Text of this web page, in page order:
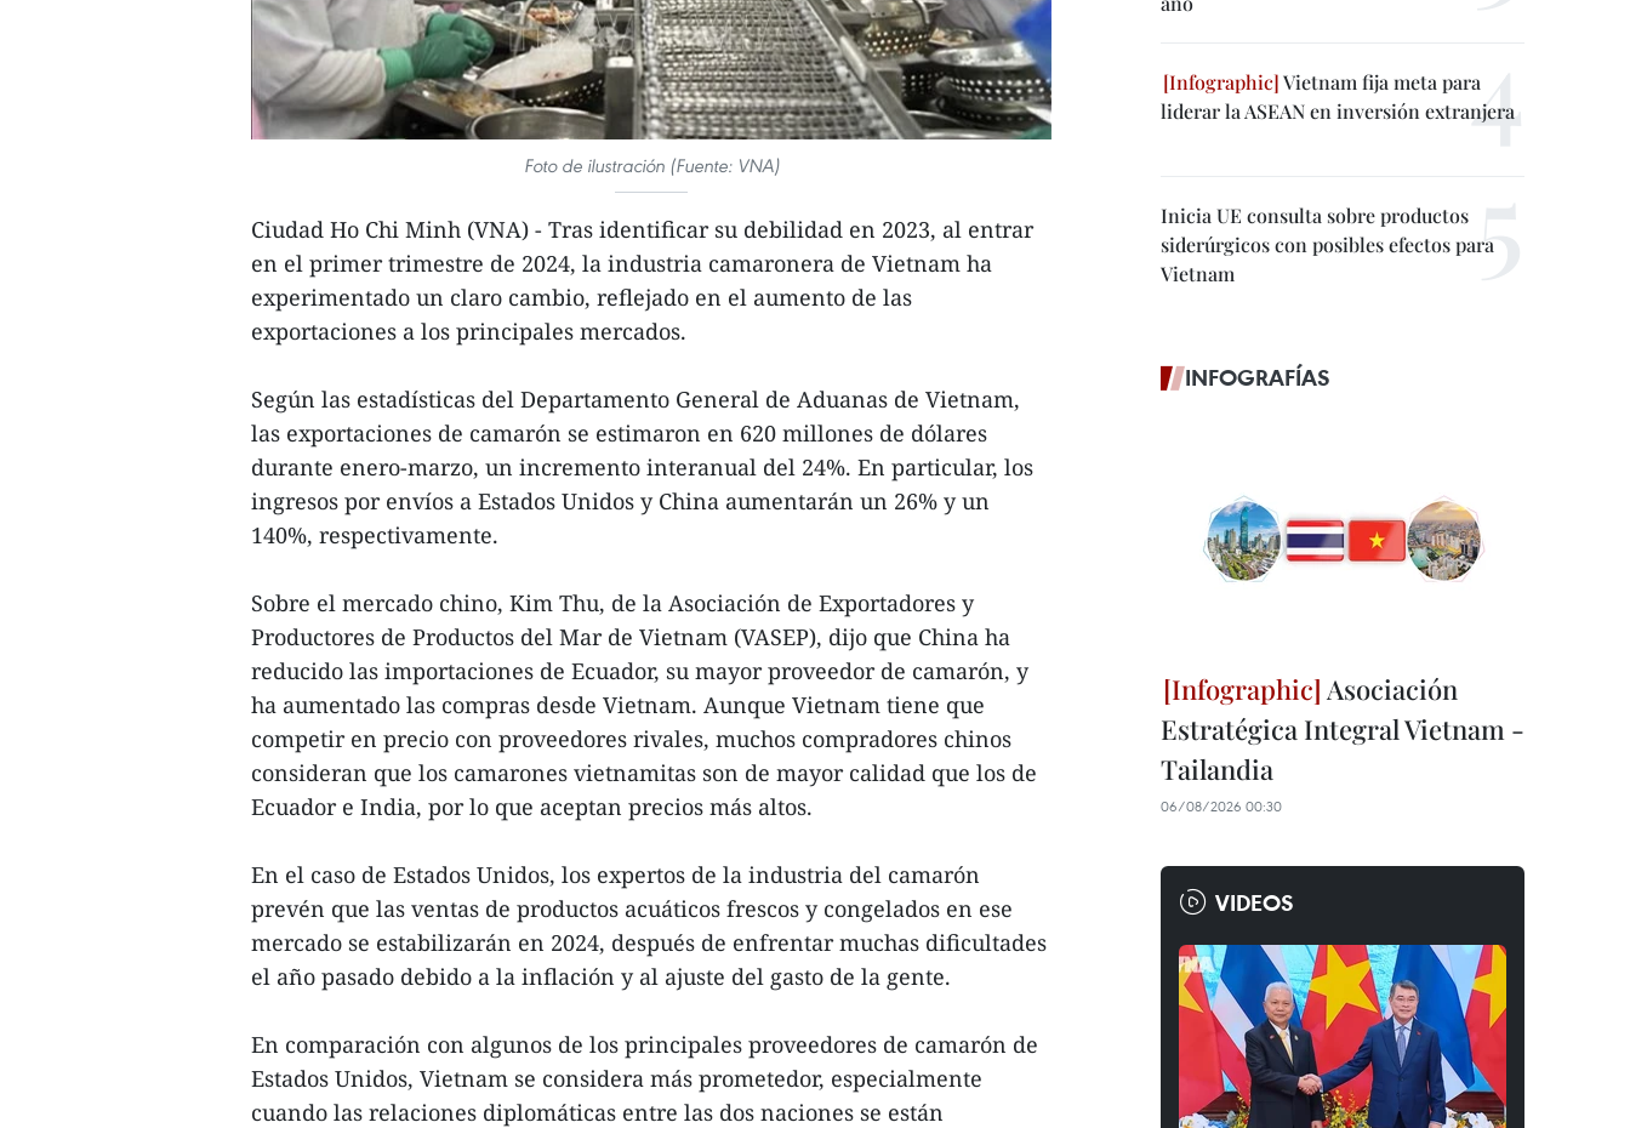
Foto de ilustración (Fuente: VNA)
Ciudad Ho Chi Minh (VNA) - Tras identificar su debilidad en 2023, al entrar
en el primer trimestre de 2024, la industria camaronera de Vietnam ha
experimentado un claro cambio, reflejado en el aumento de las
exportaciones a los principales mercados.
Según las estadísticas del Departamento General de Aduanas de Vietnam,
las exportaciones de camarón se estimaron en 620 millones de dólares
durante enero-marzo, un incremento interanual del 24%. En particular, los
ingresos por envíos a Estados Unidos y China aumentarán un 26% y un
140%, respectivamente.
Sobre el mercado chino, Kim Thu, de la Asociación de Exportadores y
Productores de Productos del Mar de Vietnam (VASEP), dijo que China ha
reducido las importaciones de Ecuador, su mayor proveedor de camarón, y
ha aumentado las compras desde Vietnam. Aunque Vietnam tiene que
competir en precio con proveedores rivales, muchos compradores chinos
consideran que los camarones vietnamitas son de mayor calidad que los de
Ecuador e India, por lo que aceptan precios más altos.
En el caso de Estados Unidos, los expertos de la industria del camarón
prevén que las ventas de productos acuáticos frescos y congelados en ese
mercado se estabilizarán en 2024, después de enfrentar muchas dificultades
el año pasado debido a la inflación y al ajuste del gasto de la gente.
En comparación con algunos de los principales proveedores de camarón de
Estados Unidos, Vietnam se considera más prometedor, especialmente
cuando las relaciones diplomáticas entre las dos naciones se están
Vietnam fija meta para
liderar la ASEAN en inversión extranjera
Inicia UE consulta sobre productos
siderúrgicos con posibles efectos para
Vietnam
INFOGRAFÍAS
Asociación
Estratégica Integral Vietnam -
Tailandia
06/08/2026 00:30
VIDEOS